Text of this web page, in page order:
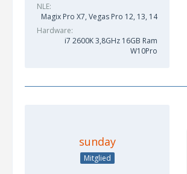
NLE
Magix Pro X7, Vegas Pro 12, 13, 14
Hardware
i7 2600K 3,8GHz 16GB Ram
W10Pro
sunday
Mitglied